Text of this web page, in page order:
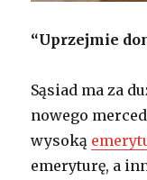
“Uprzejmie
Sąsiad ma za
nowego
wysoką
emeryturę, a